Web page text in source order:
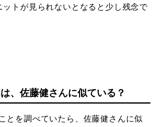
ットが見られないとなると少し残念で
、佐藤健さんに似ている？
とを調べていたら、佐藤健さんに似